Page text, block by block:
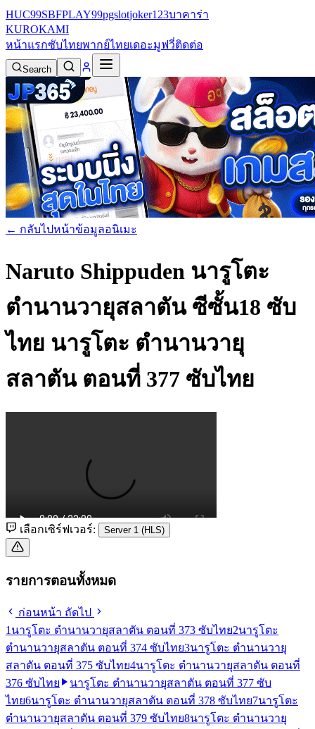
HUC99SBFPLAY99pgslotjoker123บาคาร่า
KUROKAMI
หน้าแรกซับไทยพากย์ไทยเดอะมูฟวี่ติดต่อ
Search
← กลับไปหน้าข้อมูลอนิเมะ
Naruto Shippuden นารูโตะ
ตำนานวายุสลาตัน ซีซั้น18 ซับ
ไทย นารูโตะ ตำนานวายุ
สลาตัน ตอนที่ 377 ซับไทย
เลือกเซิร์ฟเวอร์: Server 1 (HLS)
รายการตอนทั้งหมด
ก่อนหน้า ถัดไป
1 นารูโตะ ตำนานวายุสลาตัน ตอนที่ 373 ซับไทย2นารูโตะ
ตำนานวายุสลาตัน ตอนที่ 374 ซับไทย3นารูโตะ ตำนานวายุ
สลาตัน ตอนที่ 375 ซับไทย4นารูโตะ ตำนานวายุสลาตัน ตอนที่
376 ซับไทย
นารูโตะ ตำนานวายุสลาตัน ตอนที่ 377 ซับ
ไทย6นารูโตะ ตำนานวายุสลาตัน ตอนที่ 378 ซับไทย7นารูโตะ
ตำนานวายุสลาตัน ตอนที่ 379 ซับไทย8นารูโตะ ตำนานวายุ